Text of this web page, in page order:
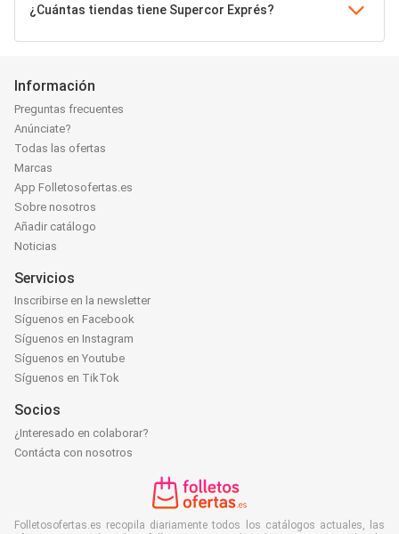
¿Cuántas tiendas tiene Supercor Exprés?
Información
Preguntas frecuentes
Anúnciate?
Todas las ofertas
Marcas
App Folletosofertas.es
Sobre nosotros
Añadir catálogo
Noticias
Servicios
Inscribirse en la newsletter
Síguenos en Facebook
Síguenos en Instagram
Síguenos en Youtube
Síguenos en TikTok
Socios
¿Interesado en colaborar?
Contácta con nosotros
Folletosofertas.es recopila diariamente todos los catálogos actuales, las